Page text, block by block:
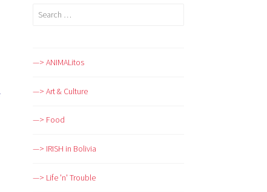
Search
—> ANIMALitos
—> Art & Culture
—> Food
—> IRISH in Bolivia
—> Life 'n' Trouble